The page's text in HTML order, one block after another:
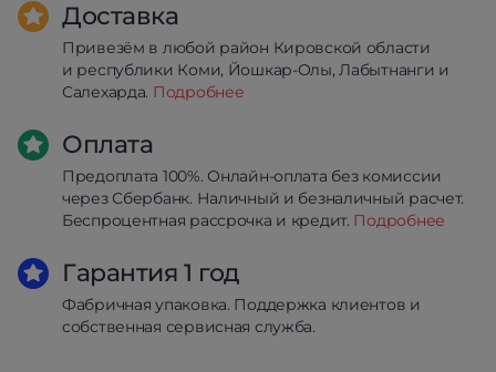
Доставка
Привезём в любой район Кировской области
и республики Коми, Йошкар-Олы, Лабытнанги и
Салехарда. Подробнее
Оплата
Предоплата 100%. Онлайн-оплата без комиссии
через Сбербанк. Наличный и безналичный расчет.
Беспроцентная рассрочка и кредит. Подробнее
Гарантия 1 год
Фабричная упаковка. Поддержка клиентов и
собственная сервисная служба.